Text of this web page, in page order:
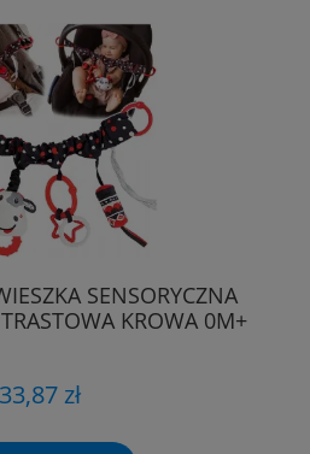
SENSORYCZNA
KROWA 0M+
33,87 zł